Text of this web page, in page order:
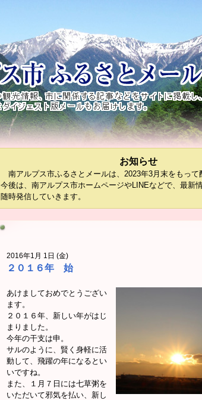
お知らせ
南アルプス市ふるさとメールは、2023年3月末をもって
今後は、南アルプス市ホームページやLINEなどで、最新
随時発信していきます。
2016年1月 1日 (金)
２０１６年 始
あけましておめでとうござい
ます。
２０１６年、新しい年がはじ
まりました。
今年の干支は申。
サルのように、賢く身軽に活
動して、飛躍の年になるとい
いですね。
また、１月７日には七草粥を
いただいて邪気を払い、新し